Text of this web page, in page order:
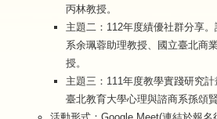
丙林教授。
主題二：112年度績優社群分享
系余珮蓉助理教授、國立臺北商
授。
主題三：111年度教學實踐研究
臺北教育大學心理與諮商系孫頌賢